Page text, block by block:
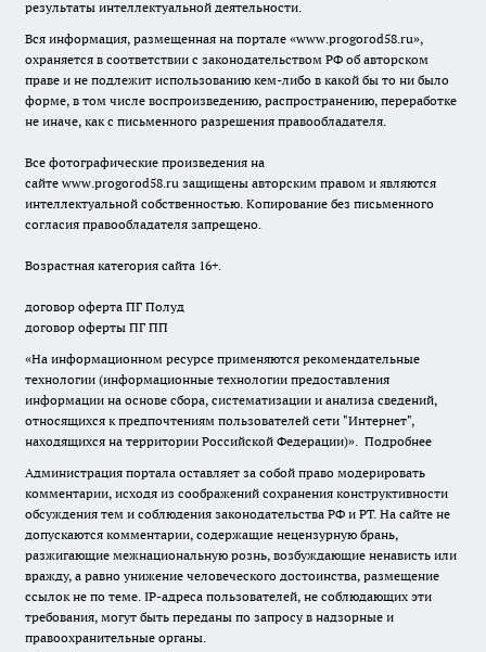
результаты интеллектуальной деятельности.
Вся информация, размещенная на портале «www.progorod58.ru»,
охраняется в соответствии с законодательством РФ об авторском
праве и не подлежит использованию кем-либо в какой бы то ни было
форме, в том числе воспроизведению, распространению, переработке
не иначе, как с письменного разрешения правообладателя.
Все фотографические произведения на
сайте www.progorod58.ru защищены авторским правом и являются
интеллектуальной собственностью. Копирование без письменного
согласия правообладателя запрещено.
Возрастная категория сайта 16+.
договор оферта ПГ Полуд
договор оферты ПГ ПП
«На информационном ресурсе применяются рекомендательные
технологии (информационные технологии предоставления
информации на основе сбора, систематизации и анализа сведений,
относящихся к предпочтениям пользователей сети "Интернет",
находящихся на территории Российской Федерации)». Подробнее
Администрация портала оставляет за собой право модерировать
комментарии, исходя из соображений сохранения конструктивности
обсуждения тем и соблюдения законодательства РФ и РТ. На сайте не
допускаются комментарии, содержащие нецензурную брань,
разжигающие межнациональную рознь, возбуждающие ненависть или
вражду, а равно унижение человеческого достоинства, размещение
ссылок не по теме. IP-адреса пользователей, не соблюдающих эти
требования, могут быть переданы по запросу в надзорные и
правоохранительные органы.